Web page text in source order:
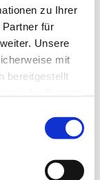
zu Ihrer
für
Unsere
mit
bereitgestellt